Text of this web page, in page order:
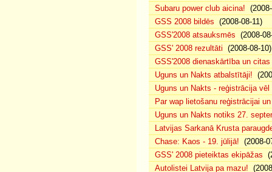
Subaru power club aicina!
GSS 2008 bildēs (2008-08-11)
GSS'2008 atsauksmēs (2008-
GSS' 2008 rezultāti (2008-08-10)
GSS'2008 dienaskārtība un
Uguns un Nakts atbalstītāji!
Uguns un Nakts - reģistrācija
Par wap lietošanu reģistrācijai
Uguns un Nakts notiks 27.
Latvijas Sarkanā Krusta
Chase: Kaos - 19. jūlijā! (2008-
GSS' 2008 pieteiktas ekipāžas
Autolistei Latvija pa mazu!